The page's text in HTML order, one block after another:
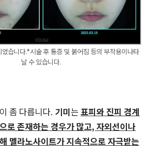
습니다.*시술 후 통증 및 붉어짐 등의 부작용이나타
날 수 있습니다.
좀 다릅니다. 기미는 표피와 진피 경계
로 존재하는 경우가 많고, 자외선이나
멜라노사이트가 지속적으로 자극받는